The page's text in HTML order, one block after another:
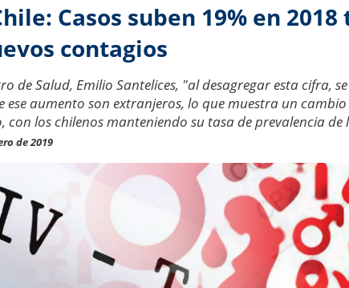
Casos suben 19% en
contagios
de Salud, Emilio Santelices, "al desagregar esta cifra,
ese aumento son extranjeros, lo que muestra un
con los chilenos manteniendo su tasa de prevalencia de
de 2019
Infectólogo y profesor asistente de
Usamos la palabra pandemia cuando
una enfermedad contagiosa se
propaga a un gran número de...
En